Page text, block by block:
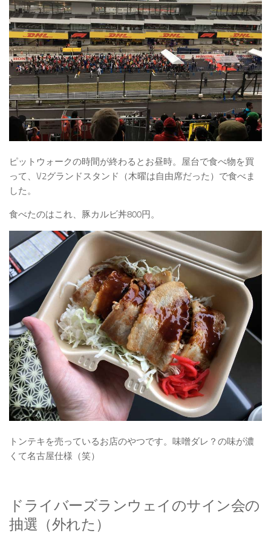
ピットウォークの時間が終わるとお昼時。屋台で食べ物を買
って、V2グランドスタンド（木曜は自由席だった）で食べま
した。
食べたのはこれ、豚カルビ丼800円。
トンテキを売っているお店のやつです。味噌ダレ？の味が濃
くて名古屋仕様（笑）
ドライバーズランウェイのサイン会の
抽選（外れた）